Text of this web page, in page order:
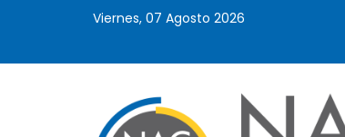
Viernes, 07 Agosto 2026